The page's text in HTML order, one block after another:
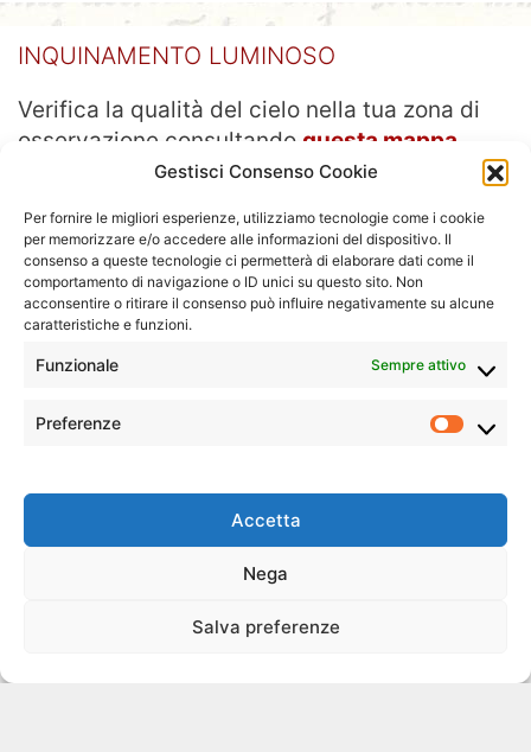
Gestisci Consenso Cookie
Per fornire le migliori esperienze, utilizziamo tecnologie come i cookie
per memorizzare e/o accedere alle informazioni del dispositivo. Il
consenso a queste tecnologie ci permetterà di elaborare dati come il
comportamento di navigazione o ID unici su questo sito. Non
acconsentire o ritirare il consenso può influire negativamente su alcune
caratteristiche e funzioni.
Funzionale Sempre attivo
Preferenze
Accetta
Nega
Salva preferenze
INQUINAMENTO LUMINOSO
Verifica la qualità del cielo nella tua zona di
osservazione consultando questa mappa